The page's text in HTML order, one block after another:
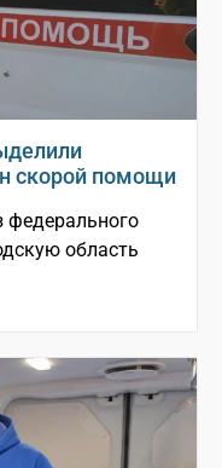
скорой помощи
федерального
область